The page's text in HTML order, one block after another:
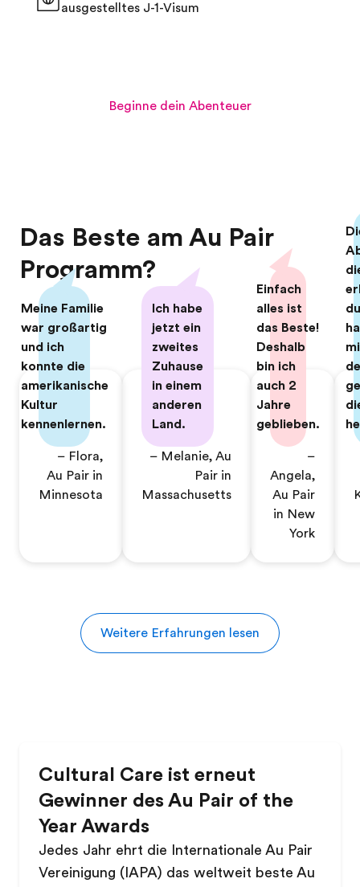
ausgestelltes J-1-Visum
Beginne dein Abenteuer
Das Beste am Au Pair
Programm?
Meine Familie
war großartig
und ich
konnte die
amerikanische
Kultur
kennenlernen.
– Flora,
Au Pair in
Minnesota
Ich habe
jetzt ein
zweites
Zuhause
in einem
anderen
Land.
– Melanie, Au
Pair in
Massachusetts
Einfach
alles ist
das Beste!
Deshalb
bin ich
auch 2
Jahre
geblieben.
–
Angela,
Au Pair
in New
York
Weitere Erfahrungen lesen
Cultural Care ist erneut
Gewinner des Au Pair of the
Year Awards
Jedes Jahr ehrt die Internationale Au Pair
Vereinigung (IAPA) das weltweit beste Au